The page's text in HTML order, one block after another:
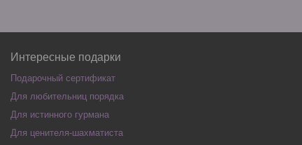
Интересные подарки
Подарочный сертификат
Для любительниц порядка
Для истинного гурмана
Для ценителя-шахматиста